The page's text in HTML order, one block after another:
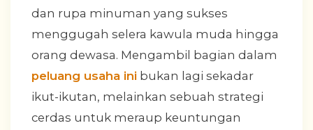
dan rupa minuman yang sukses
menggugah selera kawula muda hingga
orang dewasa. Mengambil bagian dalam
peluang usaha ini bukan lagi sekadar
ikut-ikutan, melainkan sebuah strategi
cerdas untuk meraup keuntungan